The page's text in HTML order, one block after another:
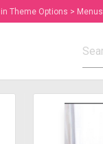
Theme Options > Menus